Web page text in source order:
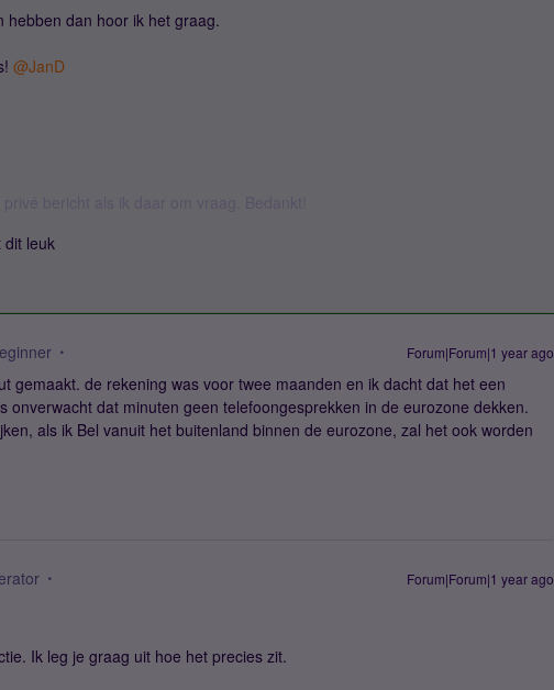
hebben dan hoor ik het graag.
@JanD
dit leuk
Forum|Forum|1 year ago
gemaakt. de rekening was voor twee maanden en ik dacht dat het een
onverwacht dat minuten geen telefoongesprekken in de eurozone dekken.
als ik Bel vanuit het buitenland binnen de eurozone, zal het ook worden
Forum|Forum|1 year ago
Ik leg je graag uit hoe het precies zit.